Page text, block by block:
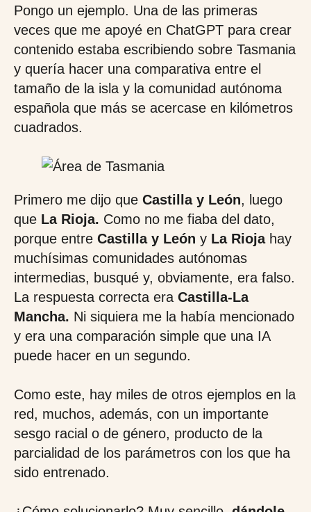
Pongo un ejemplo. Una de las primeras
veces que me apoyé en ChatGPT para crear
contenido estaba escribiendo sobre Tasmania
y quería hacer una comparativa entre el
tamaño de la isla y la comunidad autónoma
española que más se acercase en kilómetros
cuadrados.
Primero me dijo que Castilla y León, luego
que La Rioja. Como no me fiaba del dato,
porque entre Castilla y León y La Riojahay
muchísimas comunidades autónomas
intermedias, busqué y, obviamente, era falso.
La respuesta correcta era Castilla-La
Mancha. Ni siquiera me la había mencionado
y era una comparación simple que una IA
puede hacer en un segundo.
Como este, hay miles de otros ejemplos en la
red, muchos, además, con un importante
sesgo racial o de género, producto de la
parcialidad de los parámetros con los que ha
sido entrenado.